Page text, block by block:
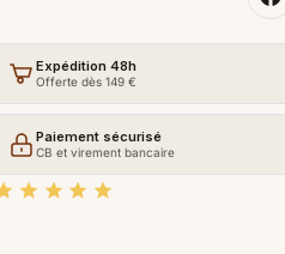
Expédition 48h
Offerte dès 149 €
Paiement sécurisé
CB et virement bancaire
   